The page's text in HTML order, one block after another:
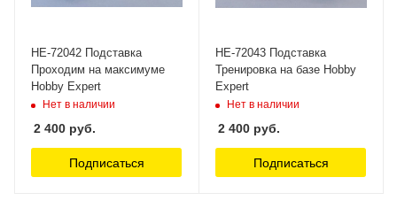
НЕ-72042 Подставка
Проходим на максимуме
Hobby Expert
Нет в наличии
2 400 руб.
Подписаться
НЕ-72043 Подставка
Тренировка на базе Hobby
Expert
Нет в наличии
2 400 руб.
Подписаться